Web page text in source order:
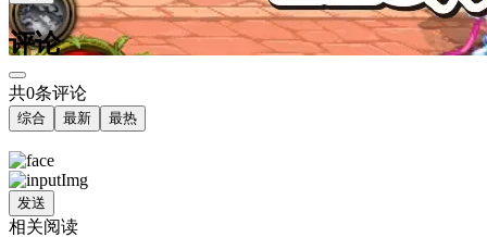
评论
共0条评论
综合 最新 最热
发送
相关阅读